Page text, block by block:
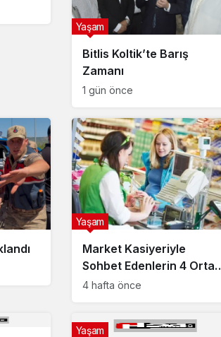
Bitlis Koltik’te Barış
Zamanı
Yaşam
1 gün önce
Market Kasiyeriyle
Sohbet Edenlerin 4 Ortak
Özelliği
Yaşam
4 hafta önce
Yaşam